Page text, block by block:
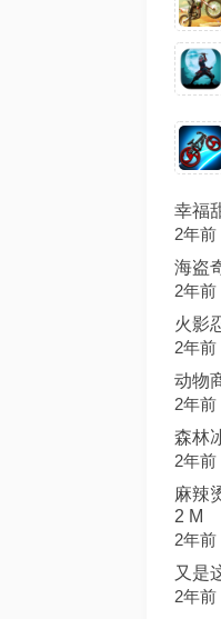
幸福
2年前
海盗
2年前
火影
2年前
动物
2年前
森林
2年前
麻辣
2 M
2年前
又是
2年前